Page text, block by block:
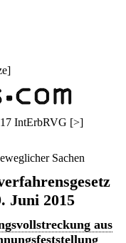
]
IntErbRVG [>]
Sachen
Juni 2015
aus